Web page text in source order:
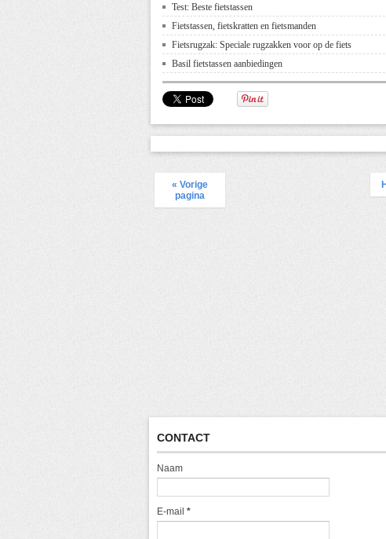
Test: Beste fietstassen
Fietstassen, fietskratten en fietsmanden
Fietsrugzak: Speciale rugzakken voor op de fiets
Basil fietstassen aanbiedingen
« Vorige
pagina
CONTACT
Naam
E-mail *